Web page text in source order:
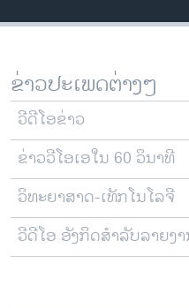
ລາຍການກະຈາຍສຽງ
ລາຍງານ
ຕິດຕາມພວກເຮົາ ທີ່
ພາສາຕ່າງໆ
ຂ່າວປະເພດຕ່າງໆ
ວີດີໂອຂ່າວ
ຂ່າວວີໂອເອໃນ 60 ວິນາທີ
ວິທະຍາສາດ-ເທັກໂນໂລຈີ
ວີດີໂອ ອັງກິດສຳລັບລາຍງ